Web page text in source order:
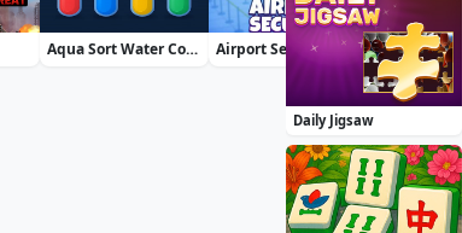
Aqua Sort Water Color Puzzle Airport Security Zuma Boom
Daily Jigsaw